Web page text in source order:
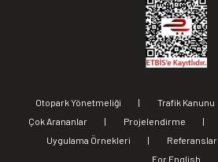
Otopark Yönetmeliği | Trafik Kanunu
Çok Arananlar
| Projelendirme |
Uygulama Örnekleri
| Referanslar
For English